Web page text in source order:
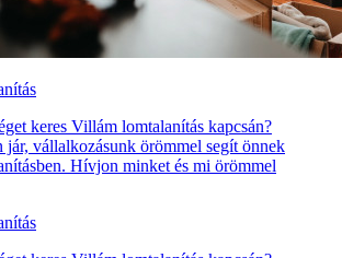
keres Villám lomtalanítás kapcsán?
jár, vállalkozásunk örömmel segít önnek
Hívjon minket és mi örömmel